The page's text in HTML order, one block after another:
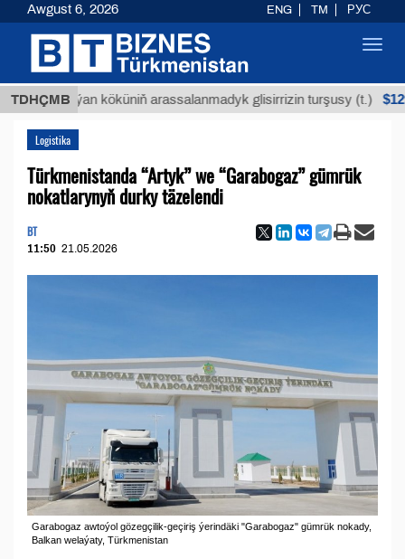
TDHÇMB
Buýan köküniň arassalanmadyk glisirrizin turşusy (t.) $12935,18
Logistika
Türkmenistanda “Artyk” we “Garabogaz” gümrük
nokatlarynyň durky täzelendi
BT
11:50 21.05.2026
Garabogaz awtoýol gözegçilik-geçiriş ýerindäki "Garabogaz" gümrük nokady,
Balkan welaýaty, Türkmenistan
Awgust 6, 2026 ENG TM РУС